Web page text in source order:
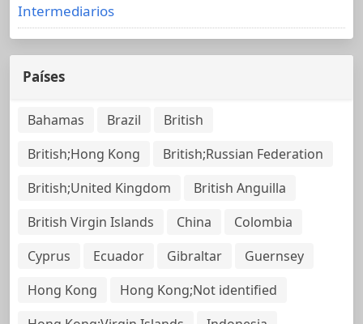
Intermediarios
Países
Bahamas Brazil
British
British;Hong Kong
British;Russian Federation
British;United Kingdom
British Anguilla
British Virgin Islands
China
Colombia
Cyprus
Ecuador Gibraltar
Guernsey
Hong Kong
Hong Kong;Not identified